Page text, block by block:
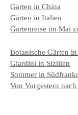
Gärten in China
Gärten in Italien
Gartenreise im Mai
Botanische Gärten
Giardini in Sizilien
Sommer in
Von Vorgestern